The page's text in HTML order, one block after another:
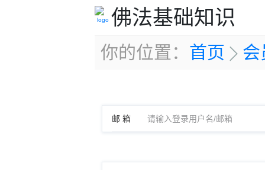
佛法基础知识
你的位置： 首页 会
邮 箱